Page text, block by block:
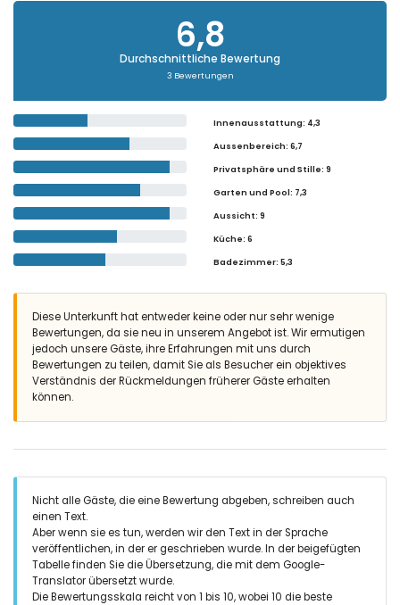
6,8
Durchschnittliche Bewertung
3 Bewertungen
Innenausstattung: 4,3
Aussenbereich: 6,7
Privatsphäre und Stille: 9
Garten und Pool: 7,3
Aussicht: 9
Küche: 6
Badezimmer: 5,3
Diese Unterkunft hat entweder keine oder nur sehr wenige
Bewertungen, da sie neu in unserem Angebot ist. Wir ermutigen
jedoch unsere Gäste, ihre Erfahrungen mit uns durch
Bewertungen zu teilen, damit Sie als Besucher ein objektives
Verständnis der Rückmeldungen früherer Gäste erhalten
können.
Nicht alle Gäste, die eine Bewertung abgeben, schreiben auch
einen Text.
Aber wenn sie es tun, werden wir den Text in der Sprache
veröffentlichen, in der er geschrieben wurde. In der beigefügten
Tabelle finden Sie die Übersetzung, die mit dem Google-
Translator übersetzt wurde.
Die Bewertungsskala reicht von 1 bis 10, wobei 10 die beste